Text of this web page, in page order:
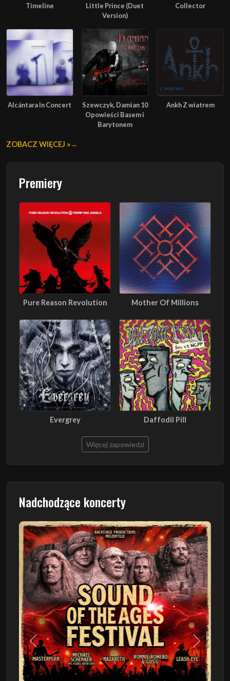
Timeline
Little Prince (Duet
Version)
Collector
Alcántara In Concert
Szewczyk, Damian 10
Opowieści Basem i
Barytonem
Ankh Z wiatrem
ZOBACZ WIĘCEJ »
Premiery
Pure Reason Revolution Mother Of Millions
Evergrey Daffodil Pill
Więcej zapowiedzi
Nadchodzące koncerty
Poprzedni Następny